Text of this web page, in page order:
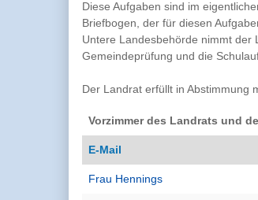
Diese Aufgaben sind im
Briefbogen, der für diesen
Untere Landesbehörde nimmt der
Gemeindeprüfung und die
Der Landrat erfüllt in Abstimmung
Vorzimmer des Landrats und
E-Mail
Frau Hennings